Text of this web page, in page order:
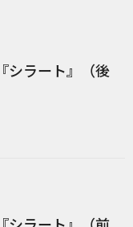
シラート』（後